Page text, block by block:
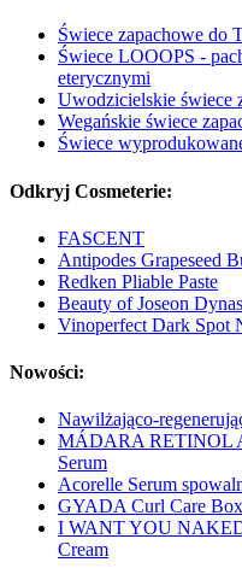
Świece zapachowe do
Świece LOOOPS -
eterycznymi
Uwodzicielskie świece
Wegańskie świece
Świece
Odkryj Cosmeterie:
FASCENT
Antipodes Grapeseed
Redken Pliable Paste
Beauty of Joseon
Vinoperfect Dark Spot
Nowości:
Nawilżająco-
MÁDARA RETINOL
Serum
Acorelle Serum
GYADA Curl Care Box
I WANT YOU
Cream